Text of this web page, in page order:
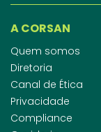
A CORSAN
Quem somos
Diretoria
Canal de Ética
Privacidade
Compliance